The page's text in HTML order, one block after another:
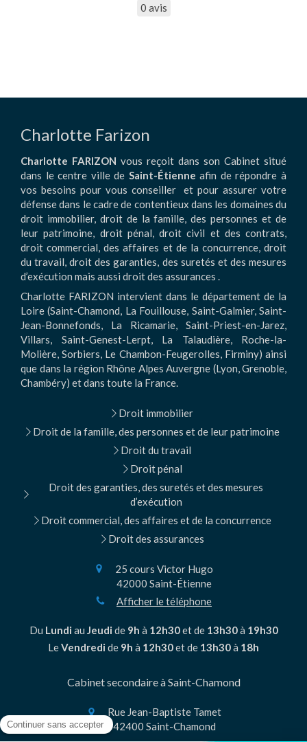
0 avis
Charlotte Farizon
Charlotte FARIZON vous reçoit dans son Cabinet situé
dans le centre ville de Saint-Étienne afin de répondre à
vos besoins pour vous conseiller et pour assurer votre
défense dans le cadre de contentieux dans les domaines du
droit immobilier, droit de la famille, des personnes et de
leur patrimoine, droit pénal, droit civil et des contrats,
droit commercial, des affaires et de la concurrence, droit
du travail, droit des garanties, des suretés et des mesures
d’exécution mais aussi droit des assurances .
Charlotte FARIZON intervient dans le département de la
Loire (Saint-Chamond, La Fouillouse, Saint-Galmier, Saint-
Jean-Bonnefonds, La Ricamarie, Saint-Priest-en-Jarez,
Villars, Saint-Genest-Lerpt, La Talaudière, Roche-la-
Molière, Sorbiers, Le Chambon-Feugerolles, Firminy) ainsi
que dans la région Rhône Alpes Auvergne (Lyon, Grenoble,
Chambéry) et dans toute la France.
Droit immobilier
Droit de la famille, des personnes et de leur patrimoine
Droit du travail
Droit pénal
Droit des garanties, des suretés et des mesures
d’exécution
Droit commercial, des affaires et de la concurrence
Droit des assurances
25 cours Victor Hugo
42000 Saint-Étienne
Afficher le téléphone
Du Lundiau Jeudide 9h à 12h30et de 13h30à 19h30
LeVendredide 9h à 12h30et de 13h30à 18h
Cabinet secondaire à Saint-Chamond
Rue Jean-Baptiste Tamet
42400 Saint-Chamond